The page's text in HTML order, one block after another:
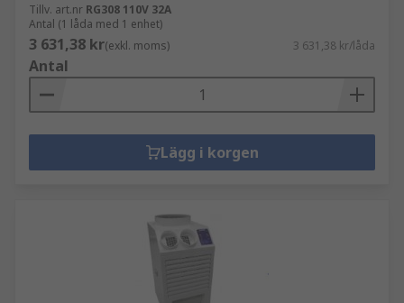
Tillv. art.nr RG308 110V 32A
Antal (1 låda med 1 enhet)
3 631,38 kr(exkl. moms) 3 631,38 kr/låda
Antal
Lägg i korgen